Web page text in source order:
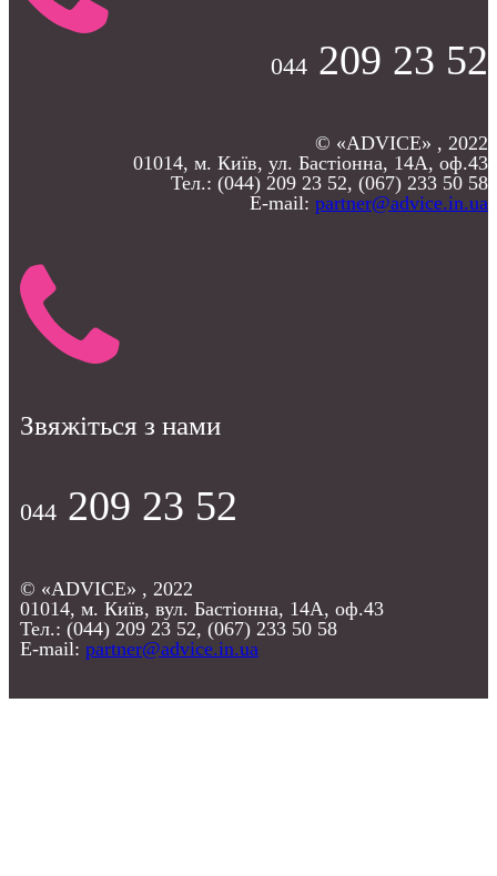
044 209 23 52
© «ADVICE» , 2022
01014, м. Київ, ул. Бастіонна, 14А, оф.43
Тел.: (044) 209 23 52, (067) 233 50 58
E-mail: partner@advice.in.ua
Звяжіться з нами
044 209 23 52
© «ADVICE» , 2022
01014, м. Київ, вул. Бастіонна, 14А, оф.43
Тел.: (044) 209 23 52, (067) 233 50 58
E-mail: partner@advice.in.ua